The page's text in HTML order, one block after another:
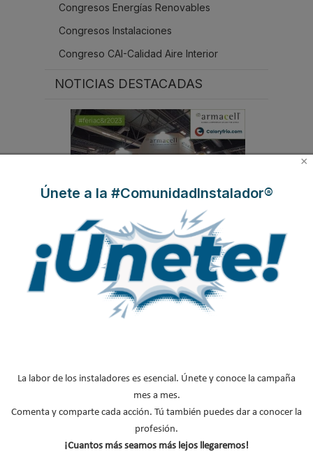
Congresos Energías Renovables
Congresos Instalaciones
Congreso CAI-Calidad Aire Interior
NOTICIAS DESTACADAS
Suscríbete a
ACTUALIDAD DEL SECTOR
Nombre *
Apellidos
×
Únete a la #ComunidadInstalador®
La labor de los instaladores es esencial. Únete y conoce la campaña
mes a mes.
Comenta y comparte cada acción. Tú también puedes dar a conocer la
profesión.
¡Cuantos más seamos más lejos llegaremos!